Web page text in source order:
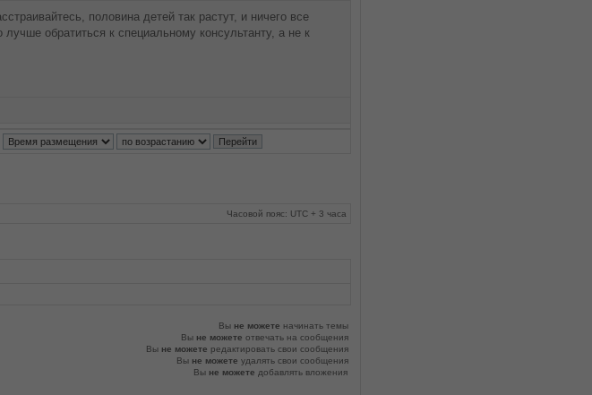
половина детей так растут, и ничего все
обратиться к специальному консультанту, а не к
Часовой пояс: UTC + 3 часа
Вы не можете начинать темы
Вы не можете отвечать на сообщения
Вы не можете редактировать свои сообщения
Вы не можете удалять свои сообщения
Вы не можете добавлять вложения